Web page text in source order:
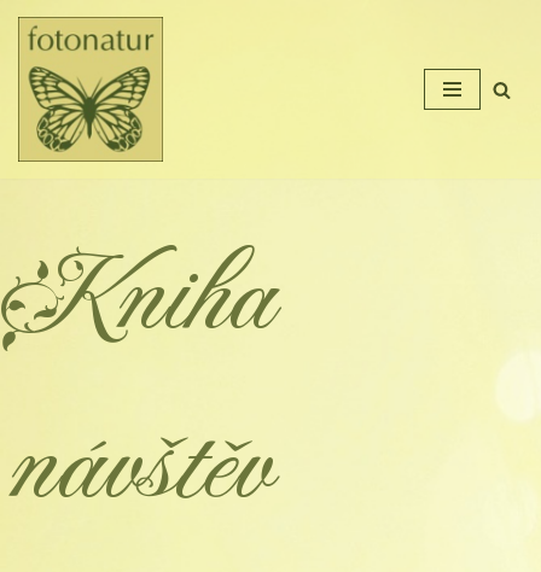
Přeskočit
na
obsah
Kniha
návštěv